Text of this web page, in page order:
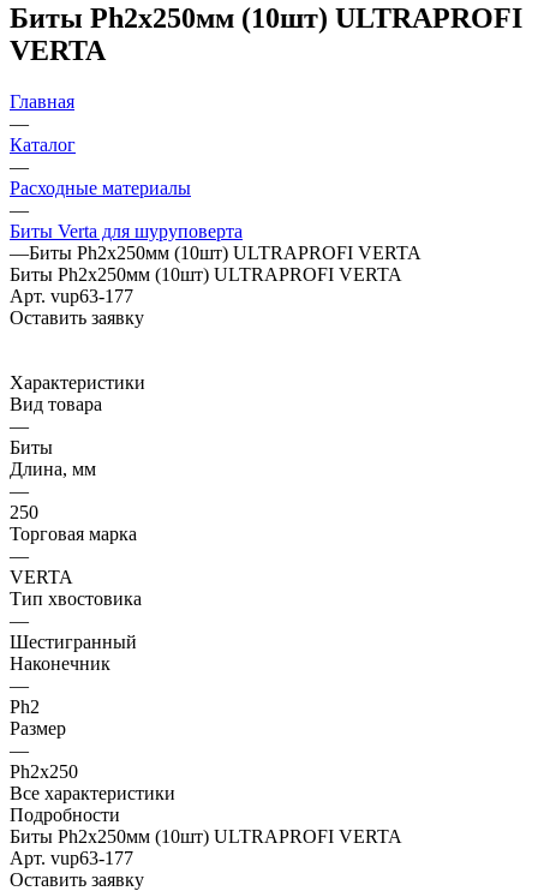
Биты Ph2х250мм (10шт) ULTRAPROFI
VERTA
Главная
—
Каталог
—
Расходные материалы
—
Биты Verta для шуруповерта
—Биты Ph2х250мм (10шт) ULTRAPROFI VERTA
Биты Ph2х250мм (10шт) ULTRAPROFI VERTA
Арт. vup63-177
Оставить заявку
Характеристики
Вид товара
—
Биты
Длина, мм
—
250
Торговая марка
—
VERTA
Тип хвостовика
—
Шестигранный
Наконечник
—
Ph2
Размер
—
Ph2х250
Все характеристики
Подробности
Биты Ph2х250мм (10шт) ULTRAPROFI VERTA
Арт. vup63-177
Оставить заявку